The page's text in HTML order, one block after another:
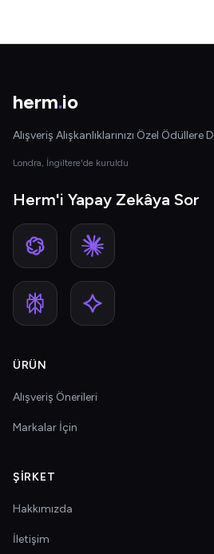
herm.io
Alışveriş Alışkanlıklarınızı Özel
Londra, İngiltere'de kuruldu
Herm'i Yapay Zekâya Sor
ÜRÜN
Alışveriş Önerileri
Markalar İçin
ŞIRKET
Hakkımızda
İletişim